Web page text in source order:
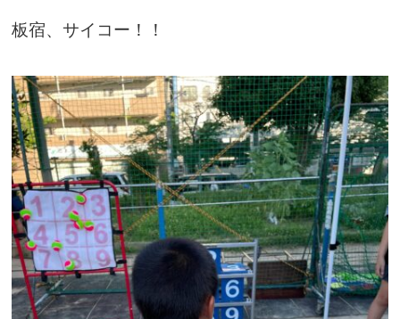
板宿、サイコー！！